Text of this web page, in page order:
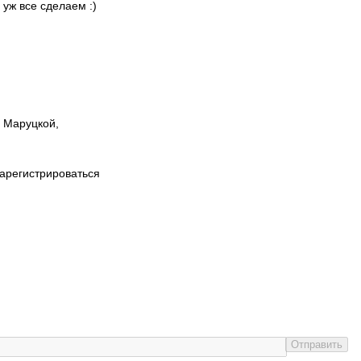
уж все сделаем :)